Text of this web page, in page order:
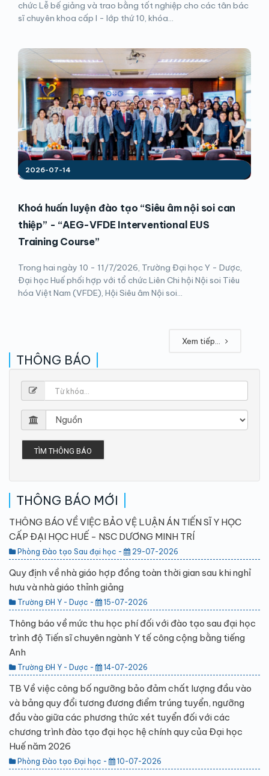
chức Lễ bế giảng và trao bằng tốt nghiệp cho các tân bác
sĩ chuyên khoa cấp I - lớp thứ 10, khóa...
2026-07-14
Khoá huấn luyện đào tạo “Siêu âm nội soi can
thiệp” - “AEG-VFDE Interventional EUS
Training Course”
Trong hai ngày 10 - 11/7/2026, Trường Đại học Y - Dược,
Đại học Huế phối hợp với tổ chức Liên Chi hội Nội soi Tiêu
hóa Việt Nam (VFDE), Hội Siêu âm Nội soi...
Xem tiếp...
THÔNG BÁO
TÌM THÔNG BÁO
THÔNG BÁO MỚI
THÔNG BÁO VỀ VIỆC BẢO VỆ LUẬN ÁN TIẾN SĨ Y HỌC
CẤP ĐẠI HỌC HUẾ - NSC DƯƠNG MINH TRÍ
Phòng Đào tạo Sau đại học - 29-07-2026
Quy định về nhà giáo hợp đồng toàn thời gian sau khi nghỉ
hưu và nhà giáo thỉnh giảng
Trường ĐH Y - Dược - 15-07-2026
Thông báo về mức thu học phí đối với đào tạo sau đại học
trình độ Tiến sĩ chuyên ngành Y tế công cộng bằng tiếng
Anh
Trường ĐH Y - Dược - 14-07-2026
TB Về việc công bố ngưỡng bảo đảm chất lượng đầu vào
và bảng quy đổi tương đương điểm trúng tuyển, ngưỡng
đầu vào giữa các phương thức xét tuyển đối với các
chương trình đào tạo đại học hệ chính quy của Đại học
Huế năm 2026
Phòng Đào tạo Đại học - 10-07-2026